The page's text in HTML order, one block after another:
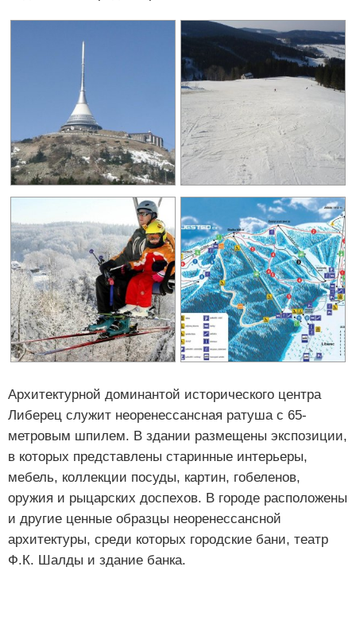
Архитектурной доминантой исторического центра
Либерец служит неоренессансная ратуша с 65-
метровым шпилем. В здании размещены экспозиции,
в которых представлены старинные интерьеры,
мебель, коллекции посуды, картин, гобеленов,
оружия и рыцарских доспехов. В городе расположены
и другие ценные образцы неоренессансной
архитектуры, среди которых городские бани, театр
Ф.К. Шалды и здание банка.